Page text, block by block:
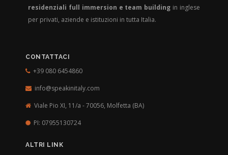
residenziali full immersion e team building in inglese
per privati, aziende e istituzioni in tutta Italia.
CONTATTACI
+39 080 6454860
info@speakinitaly.com
Viale Pio XI, 11/a - 70056, Molfetta (BA)
PI: 07955130724
ALTRI LINK